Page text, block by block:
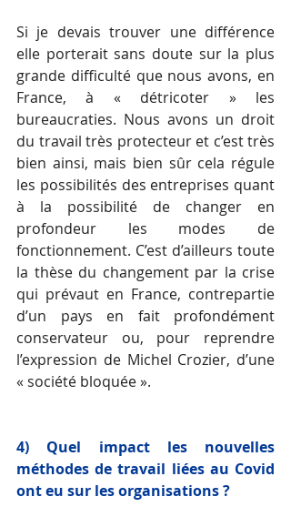
Si je devais trouver une différence
elle porterait sans doute sur la plus
grande difficulté que nous avons, en
France, à « détricoter » les
bureaucraties. Nous avons un droit
du travail très protecteur et c’est très
bien ainsi, mais bien sûr cela régule
les possibilités des entreprises quant
à la possibilité de changer en
profondeur les modes de
fonctionnement. C’est d’ailleurs toute
la thèse du changement par la crise
qui prévaut en France, contrepartie
d’un pays en fait profondément
conservateur ou, pour reprendre
l’expression de Michel Crozier, d’une
« société bloquée ».
4) Quel impact les nouvelles
méthodes de travail liées au Covid
ont eu sur les organisations ?